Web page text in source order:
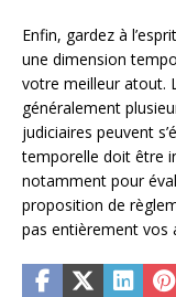
Enfin, gardez à
une dimension
votre meilleur atout.
généralement
judiciaires peuvent
temporelle doit être
notamment pour
proposition de
pas entièrement vos